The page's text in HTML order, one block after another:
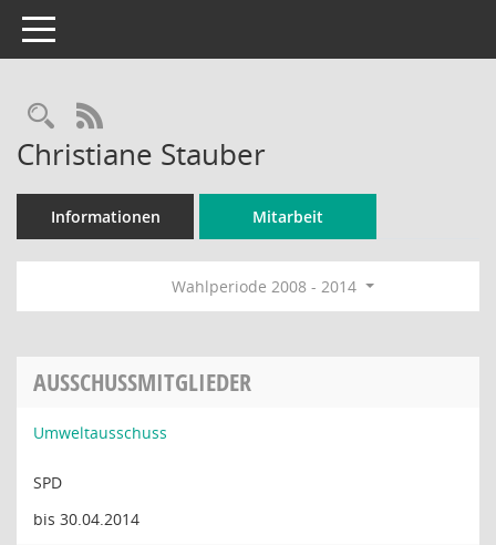
Toggle navigation
Rechercheauswahl
RSS-Feed
Christiane Stauber
Informationen Mitarbeit
Wahlperiode 2008 - 2014
AUSSCHUSSMITGLIEDER
Umweltausschuss
SPD
bis 30.04.2014